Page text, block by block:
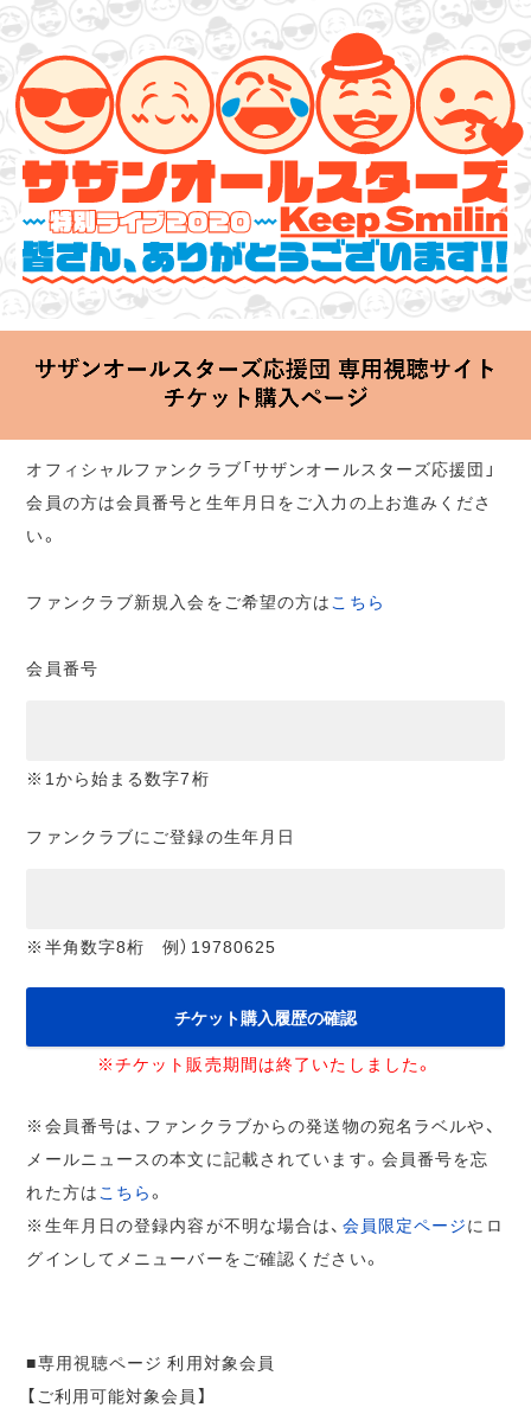
サザンオールスターズ 特別ライブ 2020
「Keep Smilin’～皆さん、ありがとうございます!!～」
2020.06.25 Thu 20:00 Start at 横浜アリーナ
オフィシャルファンクラブ「サザンオールスターズ応援団」
会員の方は会員番号と生年月日をご入力の上お進みくださ
い。
ファンクラブ新規入会をご希望の方は こちら
会員番号
※1から始まる数字7桁
ファンクラブにご登録の生年月日
※半角数字8桁 例）19780625
チケット購入履歴の確認
※チケット販売期間は終了いたしました。
※会員番号は、ファンクラブからの発送物の宛名ラベルや、
メールニュースの本文に記載されています。会員番号を忘
れた方は こちら。
※生年月日の登録内容が不明な場合は、 会員限定ページにロ
グインしてメニューバーをご確認ください。
■専用視聴ページ 利用対象会員
【ご利用可能対象会員】